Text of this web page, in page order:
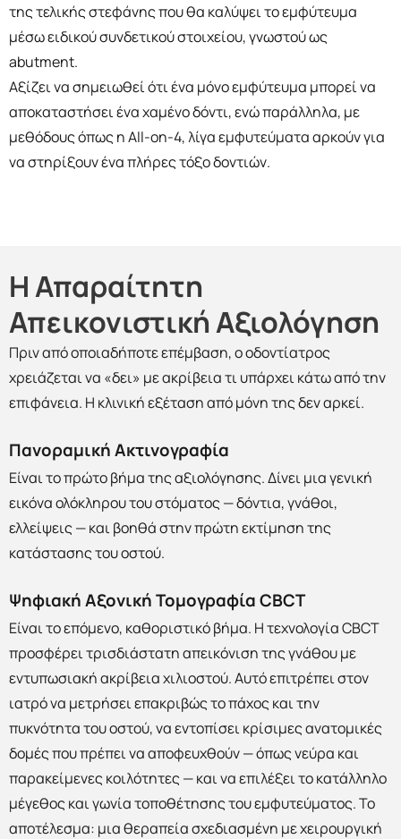
της τελικής στεφάνης που θα καλύψει το εμφύτευμα
μέσω ειδικού συνδετικού στοιχείου, γνωστού ως
abutment.
Αξίζει να σημειωθεί ότι ένα μόνο εμφύτευμα μπορεί να
αποκαταστήσει ένα χαμένο δόντι, ενώ παράλληλα, με
μεθόδους όπως η All-on-4, λίγα εμφυτεύματα αρκούν για
να στηρίξουν ένα πλήρες τόξο δοντιών.
Η Απαραίτητη
Απεικονιστική Αξιολόγηση
Πριν από οποιαδήποτε επέμβαση, ο οδοντίατρος
χρειάζεται να «δει» με ακρίβεια τι υπάρχει κάτω από την
επιφάνεια. Η κλινική εξέταση από μόνη της δεν αρκεί.
Πανοραμική Ακτινογραφία
Είναι το πρώτο βήμα της αξιολόγησης. Δίνει μια γενική
εικόνα ολόκληρου του στόματος — δόντια, γνάθοι,
ελλείψεις — και βοηθά στην πρώτη εκτίμηση της
κατάστασης του οστού.
Ψηφιακή Αξονική Τομογραφία CBCT
Είναι το επόμενο, καθοριστικό βήμα. Η τεχνολογία CBCT
προσφέρει τρισδιάστατη απεικόνιση της γνάθου με
εντυπωσιακή ακρίβεια χιλιοστού. Αυτό επιτρέπει στον
ιατρό να μετρήσει επακριβώς το πάχος και την
πυκνότητα του οστού, να εντοπίσει κρίσιμες ανατομικές
δομές που πρέπει να αποφευχθούν — όπως νεύρα και
παρακείμενες κοιλότητες — και να επιλέξει το κατάλληλο
μέγεθος και γωνία τοποθέτησης του εμφυτεύματος. Το
αποτέλεσμα: μια θεραπεία σχεδιασμένη με χειρουργική